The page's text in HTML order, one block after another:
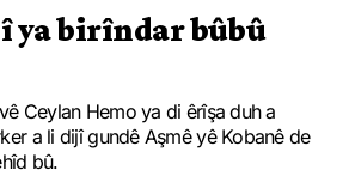
ya birîndar bûbû
Ceylan Hemo ya di êrîşa duh a
a li dijî gundê Aşmê yê Kobanê de
bû.